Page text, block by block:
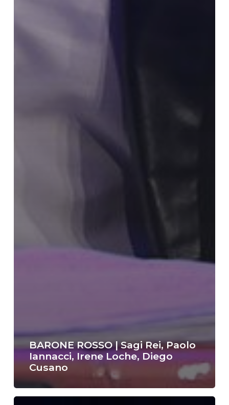
BARONE ROSSO | Sagi Rei, Paolo
Iannacci, Irene Loche, Diego
Cusano